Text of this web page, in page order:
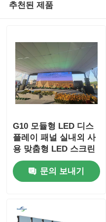
추천된 제품
G10 모듈형 LED 디스
플레이 패널 실내외 사
용 맞춤형 LED 스크린
문의 보내기